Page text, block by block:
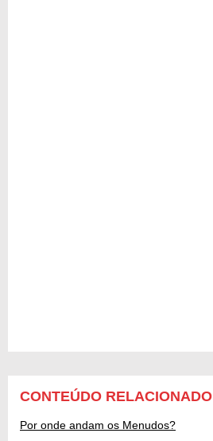
CONTEÚDO RELACIONADO
Por onde andam os Menudos?